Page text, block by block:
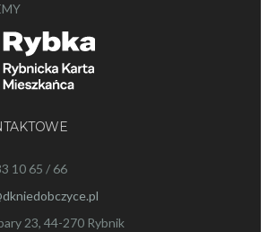
10 65 / 66
23, 44-270 Rybnik